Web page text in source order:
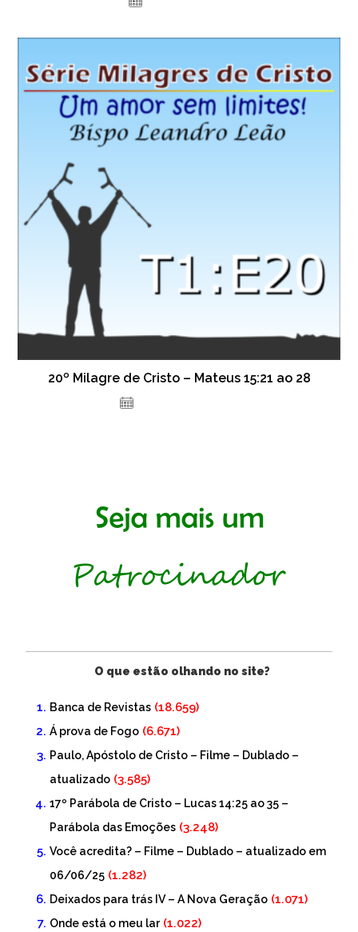
20º Milagre de Cristo – Mateus 15:21 ao 28
O que estão olhando no site?
Banca de Revistas (18.659)
Á prova de Fogo (6.671)
Paulo, Apóstolo de Cristo – Filme – Dublado –
atualizado (3.585)
17º Parábola de Cristo – Lucas 14:25 ao 35 –
Parábola das Emoções (3.248)
Você acredita? – Filme – Dublado – atualizado em
06/06/25 (1.282)
Deixados para trás IV – A Nova Geração (1.071)
Onde está o meu lar (1.022)